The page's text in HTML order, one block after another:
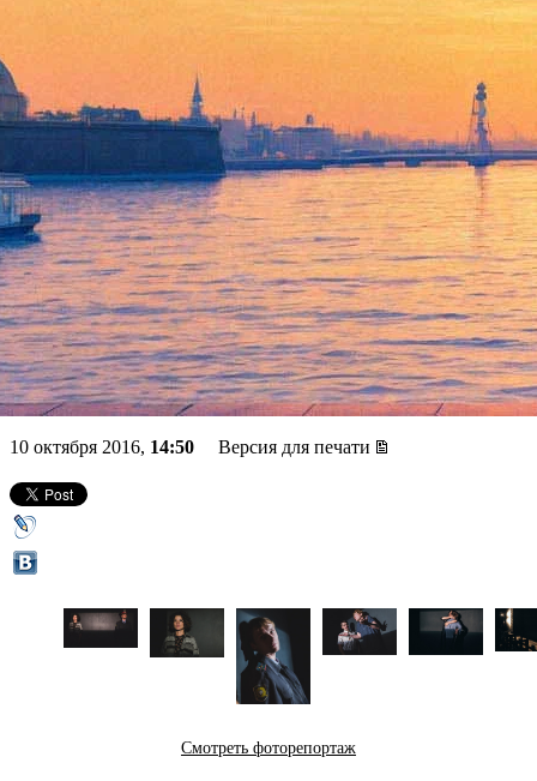
Наши мертвые нас не
оставят: «Любовь людей»
Семена Серзина и Этюд-
театра
10 октября 2016, 14:50 Версия для печати
Смотреть фоторепортаж